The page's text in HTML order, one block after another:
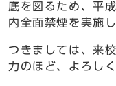
底を図るため、平
内全面禁煙を実施
つきましては、来
力のほど、よろし